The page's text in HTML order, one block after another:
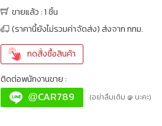
ขายแล้ว : 1 ชิ้น
(ราคานี้ยังไม่รวมค่าจัดส่ง) ส่งจาก กทม.
กดสั่งซื้อสินค้า
ติดต่อพนักงานขาย :
@CAR789 (อย่าลืมเติม @ นะคะ)